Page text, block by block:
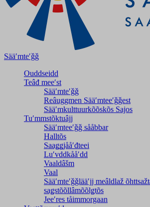
Sääʹmteʹǧǧ
Ouddseidd
Teâđ meeʹst
Sääʹmteʹǧǧ
Reâuggmen Sääʹmteeʹǧǧest
Sääʹmkulttuurkõõskõs Sajos
Tuʹmmstõktuâjj
Sääʹmteeʹǧǧ sååbbar
Halltõs
Saaǥǥjååʹđteei
Luʹvddkååʹdd
Vaaldâšm
Vaal
Sääʹmteʹǧǧlääʹjj meâldlaž
saǥstõõllâmõõlǥtõs
Jeeʹres tåimmorgaan